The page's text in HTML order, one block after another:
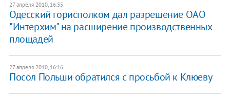
27 апреля 2010, 16:35
Одесский горисполком дал разрешение ОАО
"Интерхим" на расширение производственных
площадей
27 апреля 2010, 16:16
Посол Польши обратился с просьбой к Клюеву